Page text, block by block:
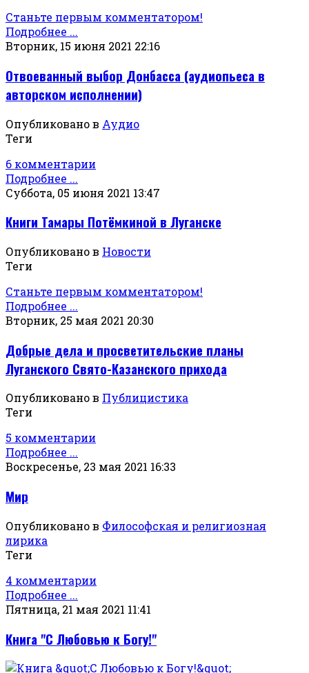
Станьте первым комментатором!
Подробнее ...
Вторник, 15 июня 2021 22:16
Отвоеванный выбор Донбасса (аудиопьеса в
авторском исполнении)
Опубликовано в Аудио
Теги
6 комментарии
Подробнее ...
Суббота, 05 июня 2021 13:47
Книги Тамары Потёмкиной в Луганске
Опубликовано в Новости
Теги
Станьте первым комментатором!
Подробнее ...
Вторник, 25 мая 2021 20:30
Добрые дела и просветительские планы
Луганского Свято-Казанского прихода
Опубликовано в Публицистика
Теги
5 комментарии
Подробнее ...
Воскресенье, 23 мая 2021 16:33
Мир
Опубликовано в Философская и религиозная
лирика
Теги
4 комментарии
Подробнее ...
Пятница, 21 мая 2021 11:41
Книга "С Любовью к Богу!"